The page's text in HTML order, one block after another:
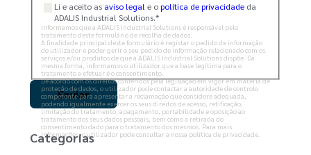
Li e aceito as aviso legale opolítica de privacidadeda
ADALIS Industrial Solutions.*
Informamos que a ADALIS Industrial Solutions é responsável pelo
tratamento deste formulário de recolha de dados.
A finalidade principal deste formulário é registar o pedido de informação
do utilizador e poder gerir o seu pedido de informação relacionado com os
serviços e/ou produtos de que a ADALIS Industrial Solutions dispõe. Da
mesma forma, informamos o utilizador que a base legítima para o
tratamento a efetuar é o consentimento.
De acordo com os direitos conferidos pela legislação em vigor em matéria de
proteção de dados, o utilizador pode contactar a autoridade de controlo
competente para apresentar a reclamação que considere adequada,
podendo igualmente exercer os seus direitos de acesso, retificação,
limitação do tratamento, apagamento, portabilidade e oposição ao
tratamento dos seus dados pessoais, bem como a retirada do
consentimento dado para o tratamento dos mesmos. Para mais
informações, o utilizador pode consultar a nossa política de privacidade.
Categorias